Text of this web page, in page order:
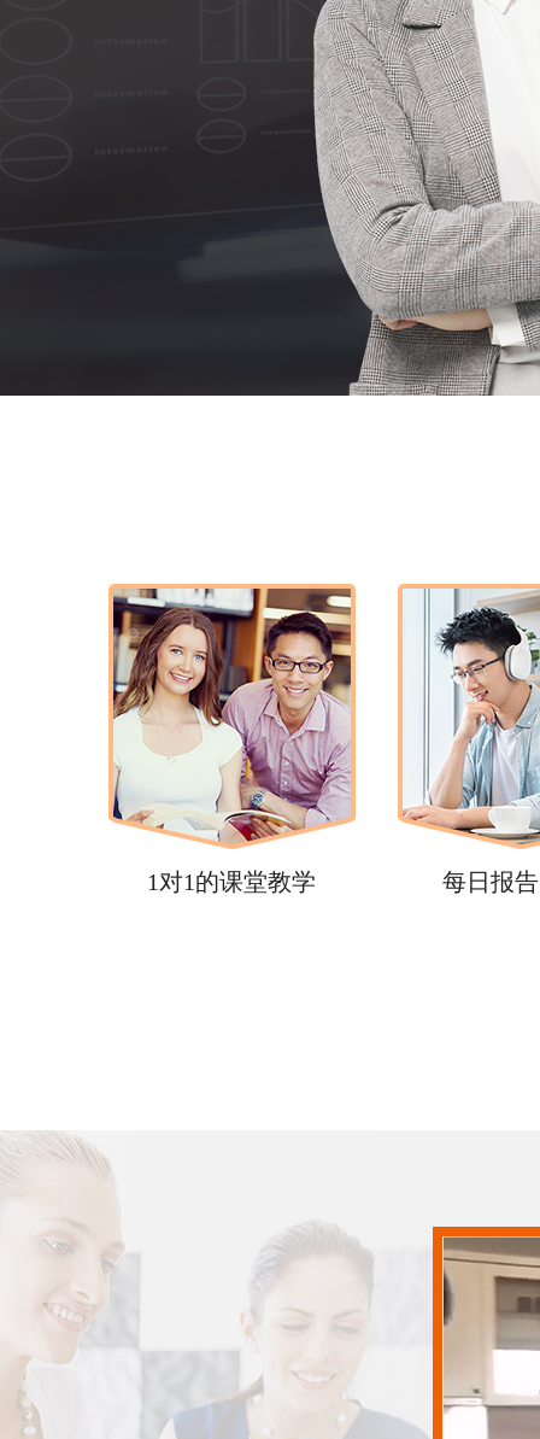
1对1的课堂教学 每日报